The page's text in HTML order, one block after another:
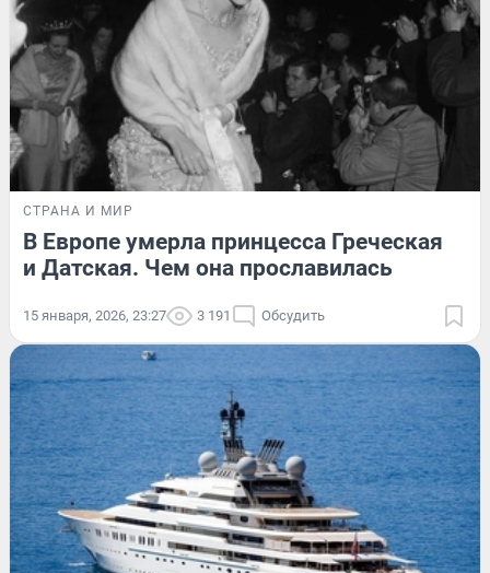
СТРАНА И МИР
В Европе умерла принцесса Греческая
и Датская. Чем она прославилась
15 января, 2026, 23:27 3 191 Обсудить